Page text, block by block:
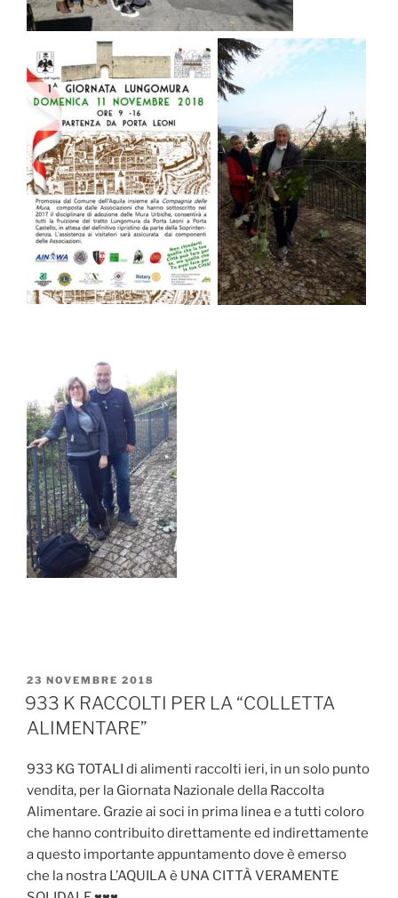
PUBBLICATO
IL
23 NOVEMBRE 2018
933 K RACCOLTI PER LA “COLLETTA
ALIMENTARE”
933 KG TOTALI di alimenti raccolti ieri, in un solo punto
vendita, per la Giornata Nazionale della Raccolta
Alimentare. Grazie ai soci in prima linea e a tutti coloro
che hanno contribuito direttamente ed indirettamente
a questo importante appuntamento dove è emerso
che la nostra L’AQUILA è UNA CITTÀ VERAMENTE